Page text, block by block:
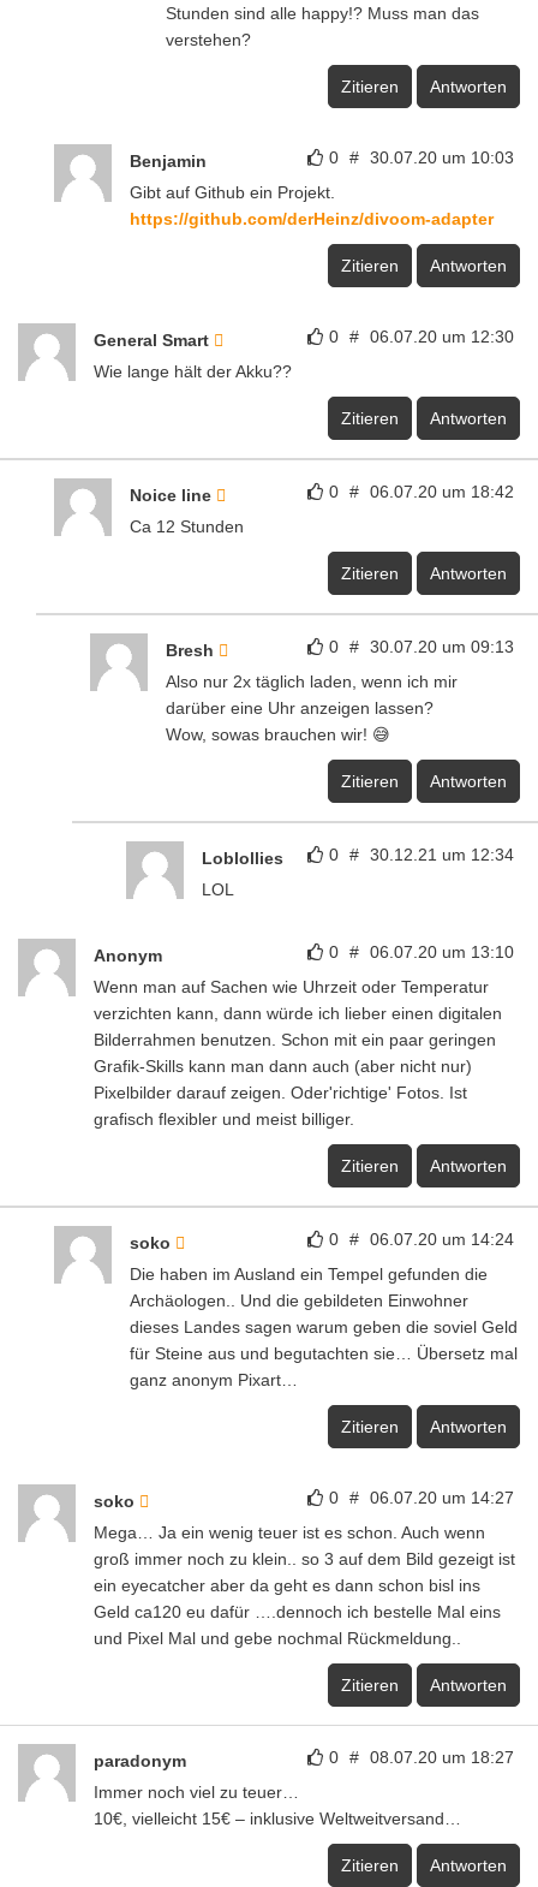
Stunden sind alle happy!? Muss man das
verstehen?
Zitieren Antworten
0 # 30.07.20 um 10:03
Benjamin
Gibt auf Github ein Projekt.
https://github.com/derHeinz/divoom-adapter
Zitieren Antworten
0 # 06.07.20 um 12:30
General Smart
Wie lange hält der Akku??
Zitieren Antworten
0 # 06.07.20 um 18:42
Noice line
Ca 12 Stunden
Zitieren Antworten
0 # 30.07.20 um 09:13
Bresh
Also nur 2x täglich laden, wenn ich mir
darüber eine Uhr anzeigen lassen?
Wow, sowas brauchen wir! 😅
Zitieren Antworten
0 # 30.12.21 um 12:34
Loblollies
LOL
0 # 06.07.20 um 13:10
Anonym
Wenn man auf Sachen wie Uhrzeit oder Temperatur
verzichten kann, dann würde ich lieber einen digitalen
Bilderrahmen benutzen. Schon mit ein paar geringen
Grafik-Skills kann man dann auch (aber nicht nur)
Pixelbilder darauf zeigen. Oder'richtige' Fotos. Ist
grafisch flexibler und meist billiger.
Zitieren Antworten
0 # 06.07.20 um 14:24
soko
Die haben im Ausland ein Tempel gefunden die
Archäologen.. Und die gebildeten Einwohner
dieses Landes sagen warum geben die soviel Geld
für Steine aus und begutachten sie… Übersetz mal
ganz anonym Pixart…
Zitieren Antworten
0 # 06.07.20 um 14:27
soko
Mega… Ja ein wenig teuer ist es schon. Auch wenn
groß immer noch zu klein.. so 3 auf dem Bild gezeigt ist
ein eyecatcher aber da geht es dann schon bisl ins
Geld ca120 eu dafür ….dennoch ich bestelle Mal eins
und Pixel Mal und gebe nochmal Rückmeldung..
Zitieren Antworten
0 # 08.07.20 um 18:27
paradonym
Immer noch viel zu teuer…
10€, vielleicht 15€ – inklusive Weltweitversand…
Zitieren Antworten